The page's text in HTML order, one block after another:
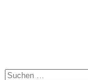
Suchen